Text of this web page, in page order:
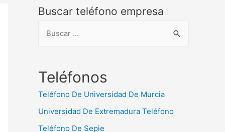
Buscar teléfono empresa
c
:
Teléfonos
Teléfono De Universidad De Murcia
Universidad De Extremadura Teléfono
Teléfono De Sepie